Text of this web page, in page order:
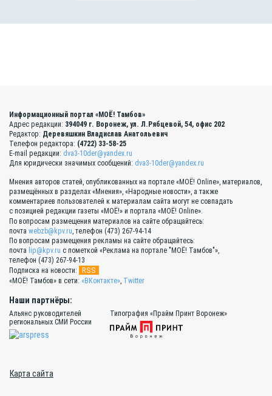
Информационный портал «МОЁ! Тамбов»
Адрес редакции: 394049 г. Воронеж, ул. Л.Рябцевой, 54, офис 202
Редактор: Деревяшкин Владислав Анатольевич
Телефон редактора: (4722) 33-58-25
E-mail редакции: dva3-10der@yandex.ru
Для юридически значимых сообщений: dva3-10der@yandex.ru
Мнения авторов статей, опубликованных на портале «МОЁ! Online», материалов,
размещённых в разделах «Мнения», «Народные новости», а также
комментариев пользователей к материалам сайта могут не совпадать
с позицией редакции газеты «МОЁ!» и портала «МОЁ! Online».
По вопросам размещения материалов на сайте обращайтесь:
почта webzb@kpv.ru, телефон (473) 267-94-14
По вопросам размещения рекламы на сайте обращайтесь:
почта lip@kpv.ru с пометкой «Реклама на портале "МОЁ! Тамбов"»,
телефон (473) 267-94-13
Подписка на новости:
RSS
«МОЁ! Тамбов» в сети: «ВКонтакте», Twitter
Наши партнёры:
Альянс руководителей
региональных СМИ России
Типография «Прайм Принт Воронеж»
Карта сайта